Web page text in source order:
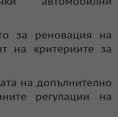
за реновация на
на критериите за
на допълнително
регулации на